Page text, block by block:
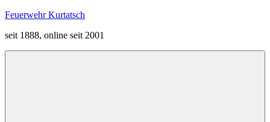
Zum
springen
Feuerwehr Kurtatsch
seit 1888, online seit 2001